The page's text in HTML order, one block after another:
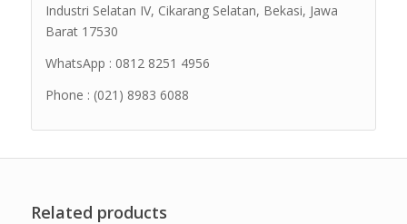
Industri Selatan IV, Cikarang Selatan, Bekasi, Jawa
Barat 17530
WhatsApp : 0812 8251 4956
Phone : (021) 8983 6088
Related products